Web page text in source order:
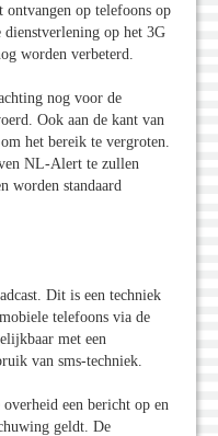
op telefoons op
op het 3G
worden verbeterd.
nog voor de
Ook aan de kant van
het bereik te vergroten.
NL-Alert te zullen
worden standaard
Dit is een techniek
telefoons via de
met een
van sms-techniek.
een bericht op en
geldt. De